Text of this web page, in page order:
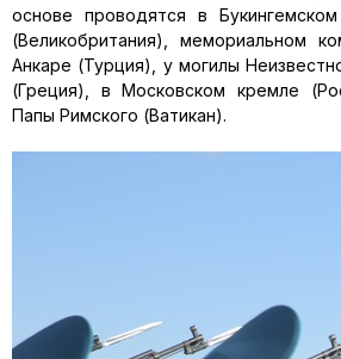
основе проводятся в
(Великобритания), мемориальном
Анкаре (Турция), у могилы
(Греция), в Московском кремле
Папы Римского (Ватикан).